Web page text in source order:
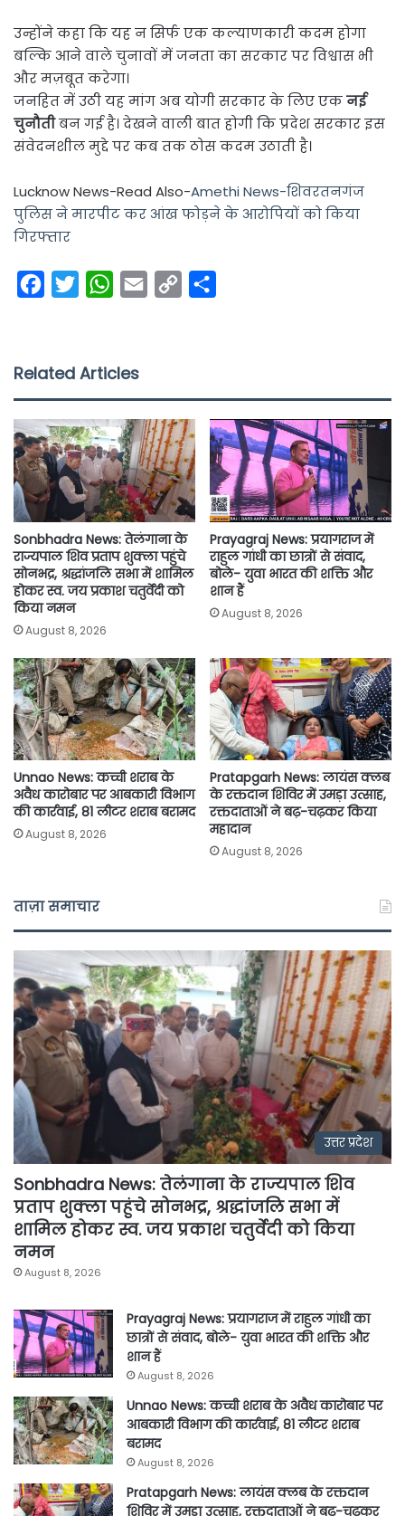
उन्होंने कहा कि यह न सिर्फ एक कल्याणकारी कदम होगा
बल्कि आने वाले चुनावों में जनता का सरकार पर विश्वास भी
और मज़बूत करेगा।
जनहित में उठी यह मांग अब योगी सरकार के लिए एकनई
चुनौतीबन गई है। देखने वाली बात होगी कि प्रदेश सरकार इस
संवेदनशील मुद्दे पर कब तक ठोस कदम उठाती है।
Lucknow News-Read Also-Amethi News-शिवरतनगंज
पुलिस ने मारपीट कर आंख फोड़ने के आरोपियों को किया
गिरफ्तार
e
o
o
k
t
e
r
W
t
A
p
p
i
n
k
Related Articles
Sonbhadra News: तेलंगाना के
राज्यपाल शिव प्रताप शुक्ला पहुंचे
सोनभद्र, श्रद्धांजलि सभा में शामिल
होकर स्व. जय प्रकाश चतुर्वेदी को
किया नमन
August 8, 2026
Prayagraj News: प्रयागराज में
राहुल गांधी का छात्रों से संवाद,
बोले- युवा भारत की शक्ति और
शान हैं
August 8, 2026
Unnao News: कच्ची शराब के
अवैध कारोबार पर आबकारी विभाग
की कार्रवाई, 81 लीटर शराब बरामद
August 8, 2026
Pratapgarh News: लायंस क्लब
के रक्तदान शिविर में उमड़ा उत्साह,
रक्तदाताओं ने बढ़-चढ़कर किया
महादान
August 8, 2026
ताज़ा समाचार
उत्तर प्रदेश
Sonbhadra News: तेलंगाना के राज्यपाल शिव
प्रताप शुक्ला पहुंचे सोनभद्र, श्रद्धांजलि सभा में
शामिल होकर स्व. जय प्रकाश चतुर्वेदी को किया
नमन
August 8, 2026
Prayagraj News: प्रयागराज में राहुल गांधी का
छात्रों से संवाद, बोले- युवा भारत की शक्ति और
शान हैं
August 8, 2026
Unnao News: कच्ची शराब के अवैध कारोबार पर
आबकारी विभाग की कार्रवाई, 81 लीटर शराब
बरामद
August 8, 2026
Pratapgarh News: लायंस क्लब के रक्तदान
शिविर में उमड़ा उत्साह, रक्तदाताओं ने बढ़-चढ़कर